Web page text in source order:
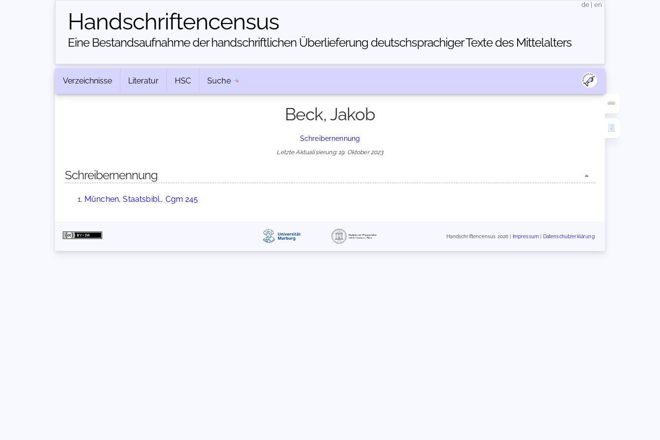
Handschriften­census
Eine Bestandsaufnahme der handschriftlichen Über­lieferung deutschsprachiger Texte des Mittelalters
de en
Verzeichnisse Literatur HSC Suche
Beck, Jakob
Schreibernennung
Letzte Aktualisierung: 19. Oktober 2023
Schreibernennung
München, Staatsbibl., Cgm 245
Handschriftencensus 2026 | Impressum Datenschutzerklärung